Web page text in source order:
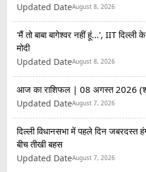
Updated DateAugust 8, 2026
'मैं तो बाबा बागेश्वर नहीं हूं...', IIT दिल्ली
मोदी
Updated DateAugust 8, 2026
आज का राशिफल | 08 अगस्त 2026
Updated DateAugust 7, 2026
दिल्ली विधानसभा में पहले दिन जबरदस्त
बीच तीखी बहस
Updated DateAugust 7, 2026